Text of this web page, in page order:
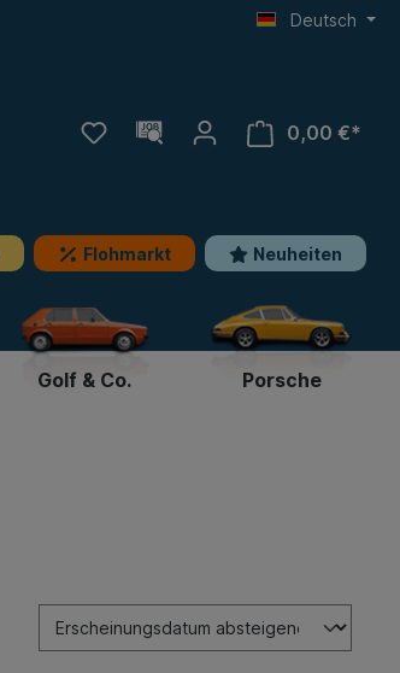
Deutsch
0,00 €*
Flohmarkt Neuheiten
Golf & Co. Porsche